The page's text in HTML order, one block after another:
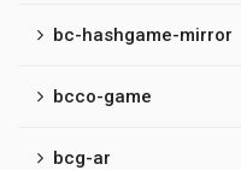
bc-hashgame-mirror
bcco-game
bcg-ar